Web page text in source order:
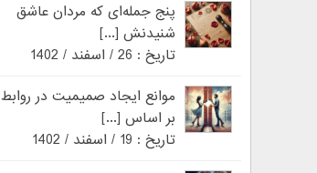
پنج جمله‌ای که مردان عاشق
شنیدنش [...]
تاریخ : 26 / اسفند / 1402
موانع ایجاد صمیمیت در روابط
بر اساس [...]
تاریخ : 19 / اسفند / 1402